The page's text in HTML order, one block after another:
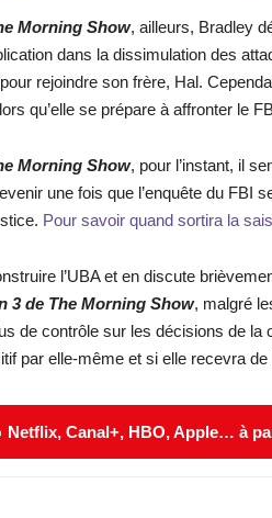
Morning Show, ailleurs, Bradley
dans la dissimulation des
rejoindre son frère, Hal.
qu’elle se prépare à affronter le
Morning Show, pour l’instant, il
une fois que l’enquête du FBI
Pour savoir quand sortira la
l’UBA et en discute
3 de The Morning Show, malgré
de contrôle sur les décisions de
par elle-même et si elle recevra de
Netflix, Canal+, HBO, Apple… à